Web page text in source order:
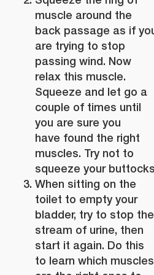
muscle around the
back passage as if
are trying to stop
passing wind. Now
relax this muscle.
Squeeze and let go a
couple of times until
you are sure you
have found the right
muscles. Try not to
squeeze your
When sitting on the
toilet to empty your
bladder, try to stop the
stream of urine, then
start it again. Do this
to learn which muscles